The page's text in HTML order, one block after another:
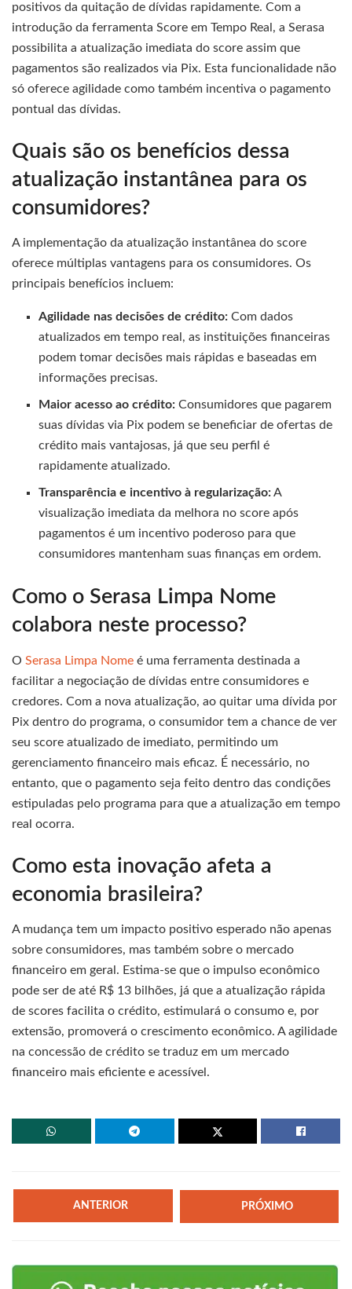
positivos da quitação de dívidas rapidamente. Com a
introdução da ferramenta Score em Tempo Real, a Serasa
possibilita a atualização imediata do score assim que
pagamentos são realizados via Pix. Esta funcionalidade não
só oferece agilidade como também incentiva o pagamento
pontual das dívidas.
Quais são os benefícios dessa
atualização instantânea para os
consumidores?
A implementação da atualização instantânea do score
oferece múltiplas vantagens para os consumidores. Os
principais benefícios incluem:
Agilidade nas decisões de crédito: Com dados
atualizados em tempo real, as instituições financeiras
podem tomar decisões mais rápidas e baseadas em
informações precisas.
Maior acesso ao crédito: Consumidores que pagarem
suas dívidas via Pix podem se beneficiar de ofertas de
crédito mais vantajosas, já que seu perfil é
rapidamente atualizado.
Transparência e incentivo à regularização:A
visualização imediata da melhora no score após
pagamentos é um incentivo poderoso para que
consumidores mantenham suas finanças em ordem.
Como o Serasa Limpa Nome
colabora neste processo?
O Serasa Limpa Nome é uma ferramenta destinada a
facilitar a negociação de dívidas entre consumidores e
credores. Com a nova atualização, ao quitar uma dívida por
Pix dentro do programa, o consumidor tem a chance de ver
seu score atualizado de imediato, permitindo um
gerenciamento financeiro mais eficaz. É necessário, no
entanto, que o pagamento seja feito dentro das condições
estipuladas pelo programa para que a atualização em tempo
real ocorra.
Como esta inovação afeta a
economia brasileira?
A mudança tem um impacto positivo esperado não apenas
sobre consumidores, mas também sobre o mercado
financeiro em geral. Estima-se que o impulso econômico
pode ser de até R$ 13 bilhões, já que a atualização rápida
de scores facilita o crédito, estimulará o consumo e, por
extensão, promoverá o crescimento econômico. A agilidade
na concessão de crédito se traduz em um mercado
financeiro mais eficiente e acessível.
ANTERIOR PRÓXIMO